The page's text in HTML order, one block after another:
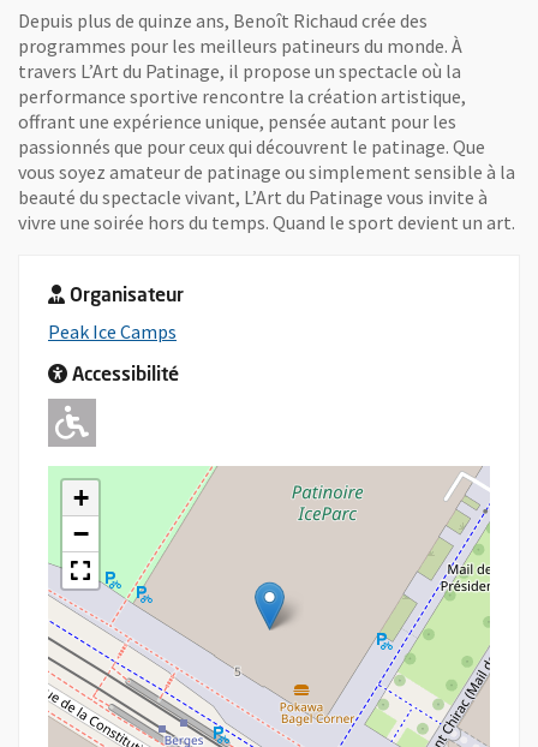
Depuis plus de quinze ans, Benoît Richaud crée des
programmes pour les meilleurs patineurs du monde. À
travers L’Art du Patinage, il propose un spectacle où la
performance sportive rencontre la création artistique,
offrant une expérience unique, pensée autant pour les
passionnés que pour ceux qui découvrent le patinage. Que
vous soyez amateur de patinage ou simplement sensible à la
beauté du spectacle vivant, L’Art du Patinage vous invite à
vivre une soirée hors du temps. Quand le sport devient un art.
Organisateur
Peak Ice Camps
Accessibilité
Adapté pour l'handicap Moteur
+
−